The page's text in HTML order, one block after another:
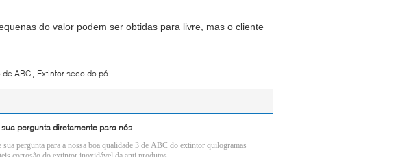
do valor podem ser obtidas para livre, mas o cliente
de ABC Extintor seco do pó
sua pergunta diretamente para nós